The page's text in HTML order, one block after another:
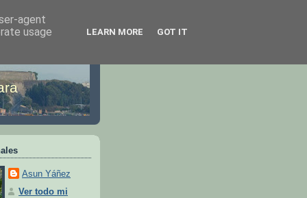
Asun Yáñez
Ver todo mi
agent
usage
LEARN MORE GOT IT